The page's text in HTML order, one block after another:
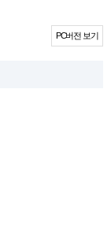
PC버전 보기